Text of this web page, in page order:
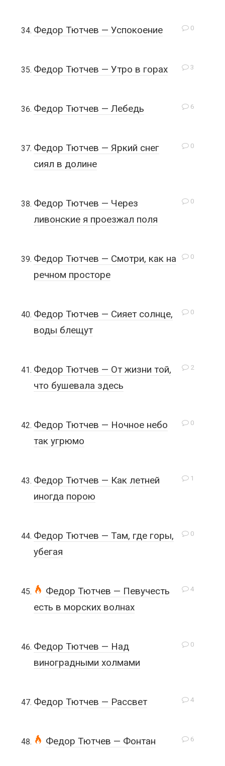
0
Федор Тютчев — Успокоение
3
Федор Тютчев — Утро в горах
6
Федор Тютчев — Лебедь
0
Федор Тютчев — Яркий снег
сиял в долине
0
Федор Тютчев — Через
ливонские я проезжал поля
0
Федор Тютчев — Смотри, как на
речном просторе
0
Федор Тютчев — Сияет солнце,
воды блещут
2
Федор Тютчев — От жизни той,
что бушевала здесь
0
Федор Тютчев — Ночное небо
так угрюмо
1
Федор Тютчев — Как летней
иногда порою
0
Федор Тютчев — Там, где горы,
убегая
4
Федор Тютчев — Певучесть
есть в морских волнах
0
Федор Тютчев — Над
виноградными холмами
4
Федор Тютчев — Рассвет
6
Федор Тютчев — Фонтан